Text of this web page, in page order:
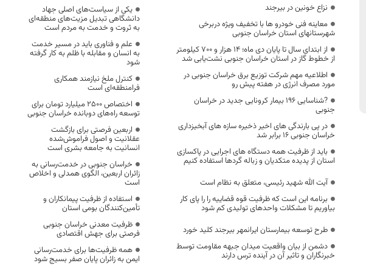
نزاع خونین در بیرجند
معاینه فنی خودرو ها با تخفیف ویژه دربرخی
شهرستانهای استان خراسان جنوبی
از ابتدای سال تا پایان دی ماه؛ 14 هزار و 700 کیلومتر
از خطوط گاز در استان خراسان جنوبی نشت‌یابی شد
اطلاعیه مهم شرکت توزیع برق خراسان جنوبی در
مورد مصرف انرژی در هفته پیش رو
?شناسایی ۱۹۶ بیمار کرونایی جدید در خراسان
جنوبی
در پی بارندگی های اخیر ذخیره سازه های آبخیزداری
خراسان جنوبی 16 برابر شد
باید از ظرفیت همه دستگاه های اجرایی در پاکسازی
استان از پدیده متکدیان و زباله گردها استفاده کنیم
آیت الله شهید رئیسی، متعلق به نظام است
برنامه این است که ظرفیت قوه قضاییه را را پای کار
بیاوریم تا مشکلات واحدهای تولیدی کم شود
طرح توسعه بیمارستان ایرانمهر بیرجند کلید خورد
دشمن از بیان واقعیت میدان جبهه مقاومت توسط
خبرنگاران و تاثیر آن در آینده ترس دارند
یکی از سیاست‌های اصلی جهاد
دانشگاهی تبدیل مزیت‌های منطقه‌ای
به ثروت و خدمت به مردم است
علم و فناوری باید در مسیر خدمت
به انسان و مقابله با ظلم به کار گرفته
شود
کنترل ملخ نیازمند همکاری
فرامنطقه‌ای است
اختصاص 2500 میلیارد تومان برای
توسعه راه‌های دوبانده خراسان جنوبی
اربعین فرصتی برای بازگشت
عقلانیت و اصول فراموش‌شده
انسانیت به جامعه بشری است
خراسان جنوبی در خدمت‌رسانی به
زائران اربعین، الگوی همدلی و اخلاص
است
استفاده از ظرفیت پیمانکاران و
تأمین‌کنندگان بومی استان
ظرفیت معدنی خراسان جنوبی
فرصتی برای جهش اقتصادی
همه ظرفیت‌ها برای خدمت‌رسانی
ایمن به زائران پایان صفر بسیج شود